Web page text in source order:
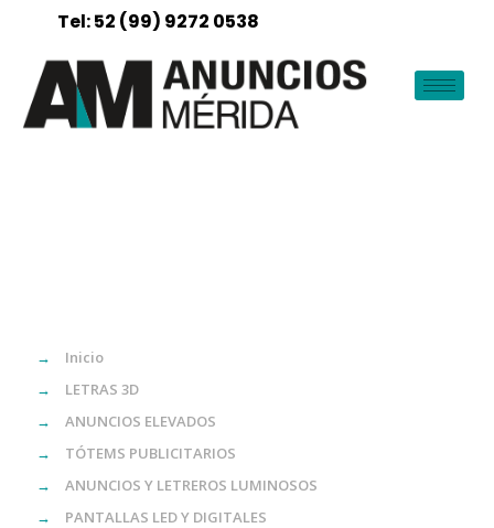
Tel: 52 (99) 9272 0538
→
Inicio
→
LETRAS 3D
→
ANUNCIOS ELEVADOS
→
TÓTEMS PUBLICITARIOS
→
ANUNCIOS Y LETREROS LUMINOSOS
→
PANTALLAS LED Y DIGITALES